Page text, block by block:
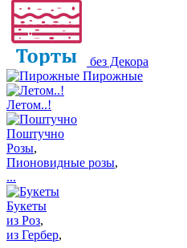
без Декора
Пирожные
Летом..!
Поштучно
Розы,
Пионовидные розы,
...
Букеты
из Роз,
из Гербер,